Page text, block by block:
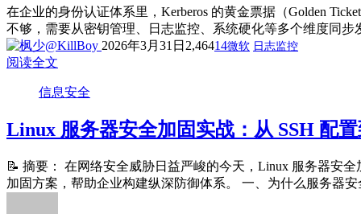
在企业的身份认证体系里，Kerberos 的黄金票据（Golden
不够，需要从密钥管理、日志监控、系统硬化等多个维度同
2026年3月31日 2,46414微软 日志监控
阅读全文
信息安全
Linux 服务器安全加固实战：从 SSH 配
📝 摘要： 在网络安全威胁日益严峻的今天，Linux 服务器安
加固方案，帮助企业构建纵深防御体系。 一、为什么服务器